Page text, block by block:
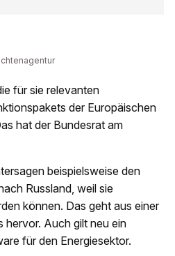
für sie relevanten
der Europäischen
hat der Bundesrat am
beispielsweise den
Russland, weil sie
können. Das geht aus einer
hervor. Auch gilt neu ein
für den Energiesektor.